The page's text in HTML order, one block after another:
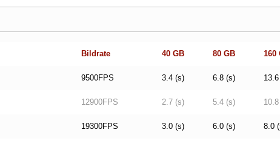
Bildrate 40 GB 80 GB 160
9500FPS 3.4 (s) 6.8 (s)
12900FPS 2.7 (s) 5.4 (s)
19300FPS 3.0 (s) 6.0 (s) 8.0